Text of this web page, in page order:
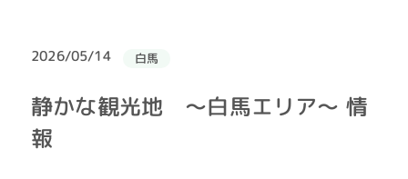
2026/05/14 白馬
静かな観光地 ～白馬エリア～ 情
報